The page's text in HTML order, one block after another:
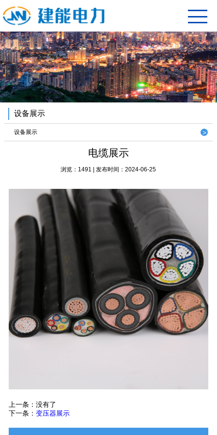
设备展示
设备展示
电缆展示
浏览：1491 | 发布时间：2024-06-25
上一条：没有了
下一条： 变压器展示